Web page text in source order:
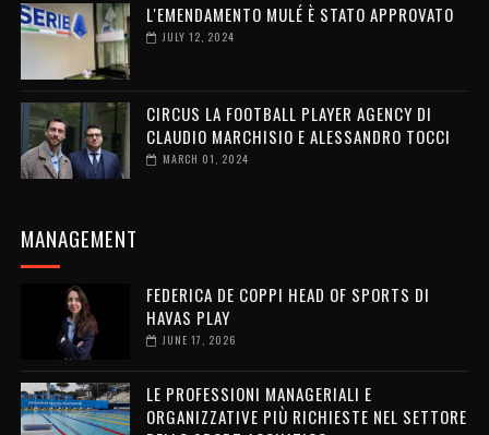
L'EMENDAMENTO MULÉ È STATO APPROVATO
JULY 12, 2024
CIRCUS LA FOOTBALL PLAYER AGENCY DI
CLAUDIO MARCHISIO E ALESSANDRO TOCCI
MARCH 01, 2024
MANAGEMENT
FEDERICA DE COPPI HEAD OF SPORTS DI
HAVAS PLAY
JUNE 17, 2026
LE PROFESSIONI MANAGERIALI E
ORGANIZZATIVE PIÙ RICHIESTE NEL SETTORE